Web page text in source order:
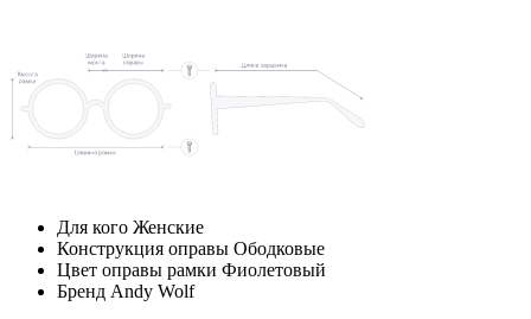
Для кого Женские
Конструкция оправы Ободковые
Цвет оправы рамки Фиолетовый
Бренд Andy Wolf